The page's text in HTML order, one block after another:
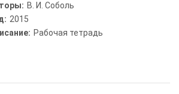
В. И. Соболь
2015
Рабочая тетрадь